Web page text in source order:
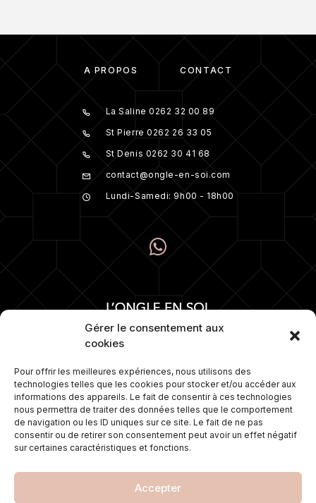
Gérer le consentement aux
cookies
Pour offrir les meilleures expériences, nous utilisons des
technologies telles que les cookies pour stocker et/ou accéder aux
informations des appareils. Le fait de consentir à ces technologies
nous permettra de traiter des données telles que le comportement
de navigation ou les ID uniques sur ce site. Le fait de ne pas
consentir ou de retirer son consentement peut avoir un effet négatif
sur certaines caractéristiques et fonctions.
Accepter
À PROPOS CONTACT
La Saline 0262 32 00 89
St Pierre 0262 26 33 05
St Denis 0262 30 41 68
contact@ongle-en-soi.com
Lundi-Samedi: 9h00 - 18h00
Numéro 1 depuis plus de 15 ans dans la
pose d’ongles. Nous proposons
également une gamme de soins sur
mesure et travaillons avec les
meilleures marques de cosmétiques.